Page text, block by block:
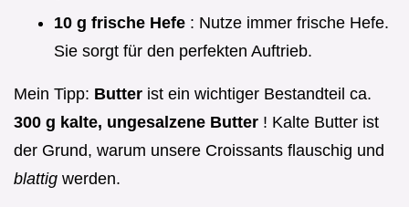
10 g frische Hefe : Nutze immer frische Hefe.
Sie sorgt für den perfekten Auftrieb.
Mein Tipp: Butter ist ein wichtiger Bestandteil ca.
300 g kalte, ungesalzene Butter ! Kalte Butter ist
der Grund, warum unsere Croissants flauschig und
blattig werden.